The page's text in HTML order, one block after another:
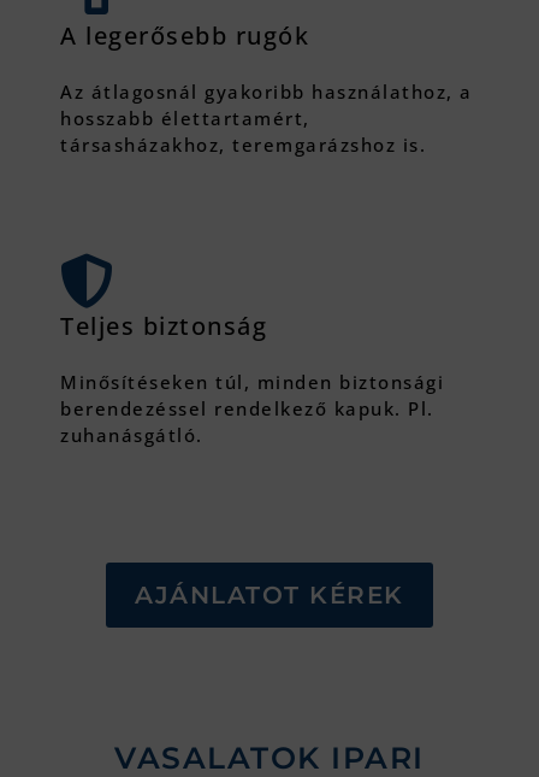
A legerősebb rugók
Az átlagosnál gyakoribb használathoz, a
hosszabb élettartamért,
társasházakhoz, teremgarázshoz is.
Teljes biztonság
Minősítéseken túl, minden biztonsági
berendezéssel rendelkező kapuk. Pl.
zuhanásgátló.
AJÁNLATOT KÉREK
VASALATOK IPARI